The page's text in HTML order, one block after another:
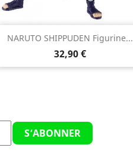
NARUTO SHIPPUDEN Figurine...
Prix
32,90 €
Aperçu rapide